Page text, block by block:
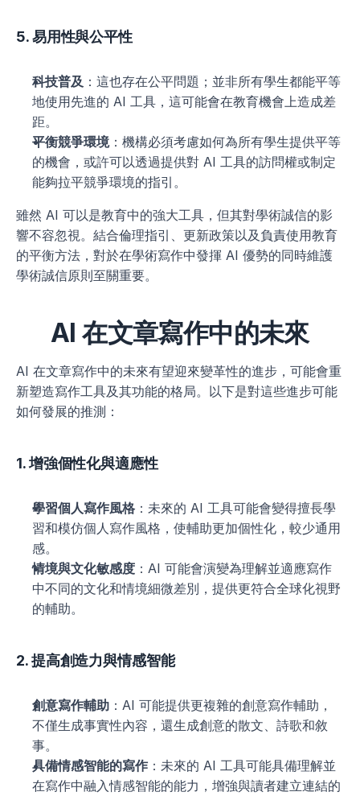
5. 易用性與公平性
科技普及 ：這也存在公平問題；並非所有學生都能平等
地使用先進的 AI 工具，這可能會在教育機會上造成差
距。
平衡競爭環境：機構必須考慮如何為所有學生提供平等
的機會，或許可以透過提供對 AI 工具的訪問權或制定
能夠拉平競爭環境的指引。
雖然 AI 可以是教育中的強大工具，但其對學術誠信的影
響不容忽視。結合倫理指引、更新政策以及負責使用教育
的平衡方法，對於在學術寫作中發揮 AI 優勢的同時維護
學術誠信原則至關重要。
AI 在文章寫作中的未來
AI 在文章寫作中的未來有望迎來變革性的進步，可能會重
新塑造寫作工具及其功能的格局。以下是對這些進步可能
如何發展的推測：
1. 增強個性化與適應性
學習個人寫作風格 ：未來的 AI 工具可能會變得擅長學
習和模仿個人寫作風格，使輔助更加個性化，較少通用
感。
情境與文化敏感度 ：AI 可能會演變為理解並適應寫作
中不同的文化和情境細微差別，提供更符合全球化視野
的輔助。
2. 提高創造力與情感智能
創意寫作輔助 ：AI 可能提供更複雜的創意寫作輔助，
不僅生成事實性內容，還生成創意的散文、詩歌和敘
事。
具備情感智能的寫作 ：未來的 AI 工具可能具備理解並
在寫作中融入情感智能的能力，增強與讀者建立連結的